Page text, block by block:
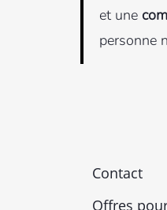
et une
personne
Contact
Offres